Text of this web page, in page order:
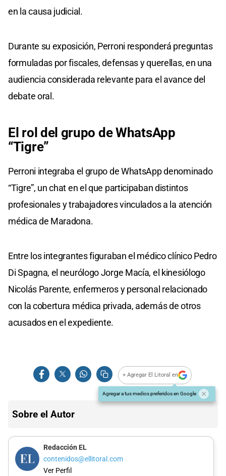
en la causa judicial.
Durante su exposición, Perroni responderá preguntas
formuladas por fiscales, defensas y querellas, en una
audiencia considerada relevante para el avance del
debate oral.
El rol del grupo deWhatsApp
“Tigre”
Perroni integraba el grupo de WhatsApp denominado
“Tigre”, un chat en el que participaban distintos
profesionales y trabajadores vinculados a la atención
médica de Maradona.
Entre los integrantes figuraban el médico clínico Pedro
Di Spagna, el neurólogo Jorge Macía, el kinesiólogo
Nicolás Parente, enfermeros y personal relacionado
con la cobertura médica privada, además de otros
acusados en el expediente.
+ Agregar El Litoral en
Agregar a tus medios preferidos en Google
Sobre el Autor
Redacción EL
contenidos@ellitoral.com
Ver Perfil